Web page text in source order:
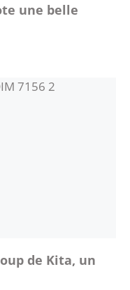
une belle
de Kita, un